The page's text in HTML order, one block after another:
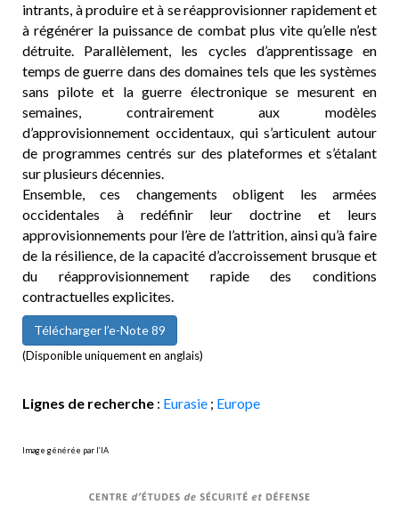
intrants, à produire et à se réapprovisionner rapidement et
à régénérer la puissance de combat plus vite qu’elle n’est
détruite. Parallèlement, les cycles d’apprentissage en
temps de guerre dans des domaines tels que les systèmes
sans pilote et la guerre électronique se mesurent en
semaines, contrairement aux modèles
d’approvisionnement occidentaux, qui s’articulent autour
de programmes centrés sur des plateformes et s’étalant
sur plusieurs décennies.
Ensemble, ces changements obligent les armées
occidentales à redéfinir leur doctrine et leurs
approvisionnements pour l’ère de l’attrition, ainsi qu’à faire
de la résilience, de la capacité d’accroissement brusque et
du réapprovisionnement rapide des conditions
contractuelles explicites.
Télécharger l’e-Note 89
(Disponible uniquement en anglais)
Lignes de recherche : Eurasie ; Europe
Image générée par l’IA